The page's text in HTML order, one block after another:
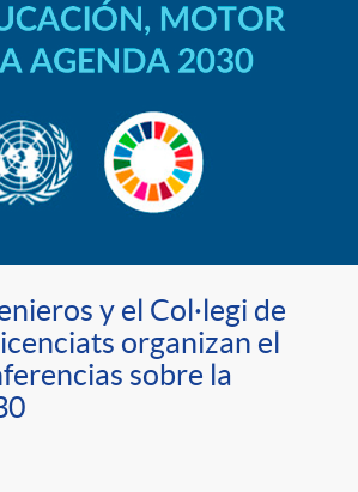
y el Col·legi de
organizan el
sobre la